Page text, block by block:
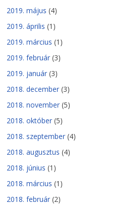
2019. május (4)
2019. április (1)
2019. március (1)
2019. február (3)
2019. január (3)
2018. december (3)
2018. november (5)
2018. október (5)
2018. szeptember (4)
2018. augusztus (4)
2018. június (1)
2018. március (1)
2018. február (2)